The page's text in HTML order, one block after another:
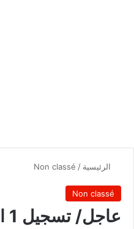
الرئيسية /
Non classé
Non classé